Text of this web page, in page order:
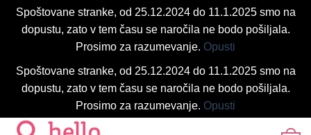
Spoštovane stranke, od 25.12.2024 do 11.1.2025 smo na
dopustu, zato v tem času se naročila ne bodo pošiljala.
Prosimo za razumevanje. Opusti
Spoštovane stranke, od 25.12.2024 do 11.1.2025 smo na
dopustu, zato v tem času se naročila ne bodo pošiljala.
Prosimo za razumevanje. Opusti
Skoči